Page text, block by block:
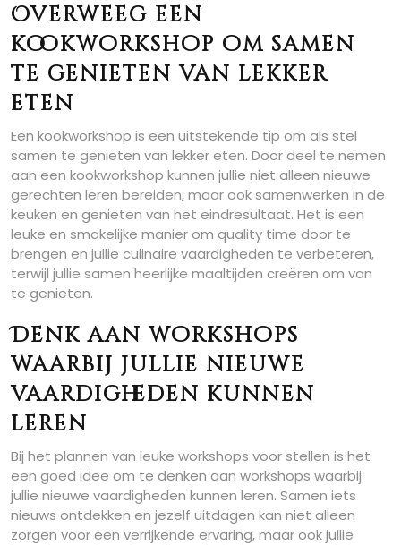
Overweeg een
kookworkshop om samen
te genieten van lekker
eten
Een kookworkshop is een uitstekende tip om als stel
samen te genieten van lekker eten. Door deel te nemen
aan een kookworkshop kunnen jullie niet alleen nieuwe
gerechten leren bereiden, maar ook samenwerken in de
keuken en genieten van het eindresultaat. Het is een
leuke en smakelijke manier om quality time door te
brengen en jullie culinaire vaardigheden te verbeteren,
terwijl jullie samen heerlijke maaltijden creëren om van
te genieten.
Denk aan workshops
waarbij jullie nieuwe
vaardigheden kunnen
leren
Bij het plannen van leuke workshops voor stellen is het
een goed idee om te denken aan workshops waarbij
jullie nieuwe vaardigheden kunnen leren. Samen iets
nieuws ontdekken en jezelf uitdagen kan niet alleen
zorgen voor een verrijkende ervaring, maar ook jullie